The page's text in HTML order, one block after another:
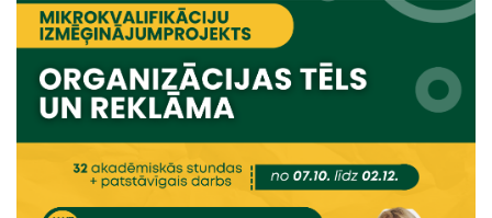
maznodrošinātām mājsaimniecībām, kā arī bēgļiem un
personām ar alternatīvo statusu mācības ir bez maksas. Par
pieauguso-individualajas-vajadzibas-balstitai-pieauguso-
izglitibai